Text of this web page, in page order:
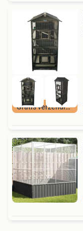
Gratis verzending